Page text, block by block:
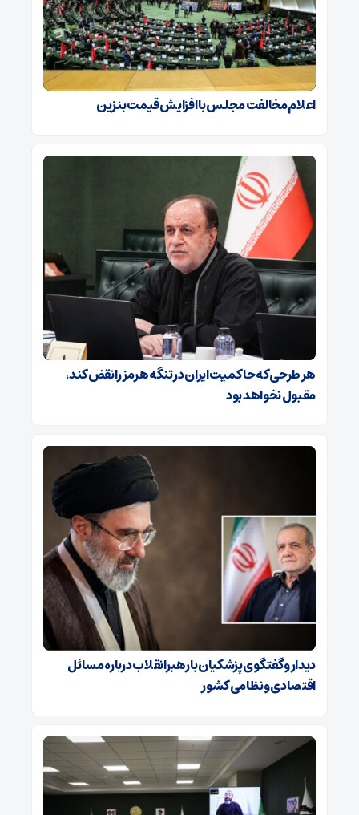
اعلام مخالفت مجلس با افزایش قیمت بنزین
هر طرحی که حاکمیت ایران در تنگه هرمز را نقض کند،
مقبول نخواهد بود
دیدار و گفتگوی پزشکیان با رهبرانقلاب درباره مسائل
اقتصادی و نظامی کشور